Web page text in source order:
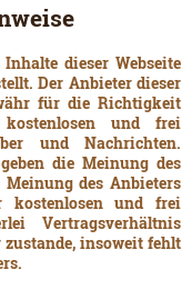
dieser Webseite
Der Anbieter dieser
für die Richtigkeit
und frei
und Nachrichten.
die Meinung des
des Anbieters
und frei
Vertragsverhältnis
insoweit fehlt